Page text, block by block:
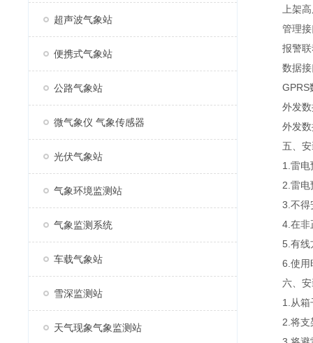
超声波气象站
便携式气象站
公路气象站
微气象仪 气象传感器
光伏气象站
气象环境监测站
气象监测系统
车载气象站
雪深监测站
天气现象气象监测站
上架高
管理接口
报警联
数据接口
GPRS数
外发数
外发数
五、安
1.雷电预
2.雷电预
3.不得安
4.在非正
5.有线方
6.使用时
六、安
1.从箱子
2.将支架